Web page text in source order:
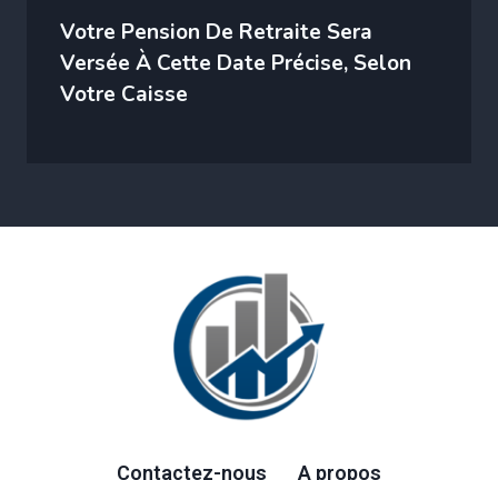
Votre Pension De Retraite Sera
Versée À Cette Date Précise, Selon
Votre Caisse
Contactez-nous A propos